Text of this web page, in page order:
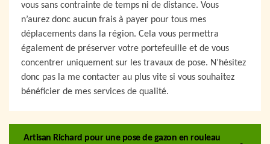
vous sans contrainte de temps ni de distance. Vous
n’aurez donc aucun frais à payer pour tous mes
déplacements dans la région. Cela vous permettra
également de préserver votre portefeuille et de vous
concentrer uniquement sur les travaux de pose. N’hésitez
donc pas la me contacter au plus vite si vous souhaitez
bénéficier de mes services de qualité.
Artisan Richard pour une pose de gazon en rouleau